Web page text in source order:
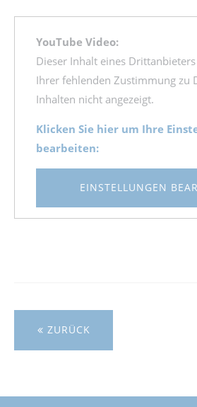
YouTube Video:
Dieser Inhalt eines
Ihrer fehlenden Zustimmung zu
Inhalten nicht angezeigt.
Klicken Sie hier um Ihre
bearbeiten:
EINSTELLUNGEN
ZURÜCK